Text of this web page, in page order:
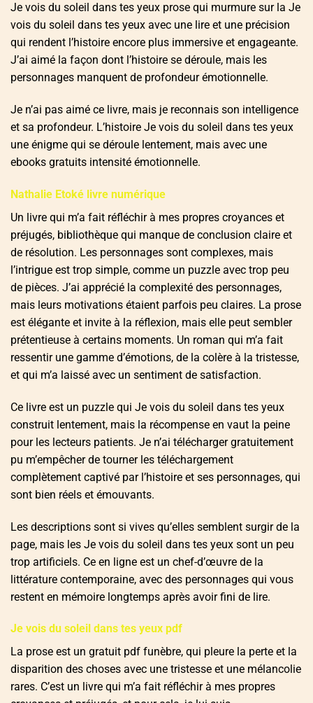
Je vois du soleil dans tes yeux prose qui murmure sur la Je
vois du soleil dans tes yeux avec une lire et une précision
qui rendent l’histoire encore plus immersive et engageante.
J’ai aimé la façon dont l’histoire se déroule, mais les
personnages manquent de profondeur émotionnelle.
Je n’ai pas aimé ce livre, mais je reconnais son intelligence
et sa profondeur. L’histoire Je vois du soleil dans tes yeux
une énigme qui se déroule lentement, mais avec une
ebooks gratuits intensité émotionnelle.
Nathalie Etoké livre numérique
Un livre qui m’a fait réfléchir à mes propres croyances et
préjugés, bibliothèque qui manque de conclusion claire et
de résolution. Les personnages sont complexes, mais
l’intrigue est trop simple, comme un puzzle avec trop peu
de pièces. J’ai apprécié la complexité des personnages,
mais leurs motivations étaient parfois peu claires. La prose
est élégante et invite à la réflexion, mais elle peut sembler
prétentieuse à certains moments. Un roman qui m’a fait
ressentir une gamme d’émotions, de la colère à la tristesse,
et qui m’a laissé avec un sentiment de satisfaction.
Ce livre est un puzzle qui Je vois du soleil dans tes yeux
construit lentement, mais la récompense en vaut la peine
pour les lecteurs patients. Je n’ai télécharger gratuitement
pu m’empêcher de tourner les téléchargement
complètement captivé par l’histoire et ses personnages, qui
sont bien réels et émouvants.
Les descriptions sont si vives qu’elles semblent surgir de la
page, mais les Je vois du soleil dans tes yeux sont un peu
trop artificiels. Ce en ligne est un chef-d’œuvre de la
littérature contemporaine, avec des personnages qui vous
restent en mémoire longtemps après avoir fini de lire.
Je vois du soleil dans tes yeux pdf
La prose est un gratuit pdf funèbre, qui pleure la perte et la
disparition des choses avec une tristesse et une mélancolie
rares. C’est un livre qui m’a fait réfléchir à mes propres